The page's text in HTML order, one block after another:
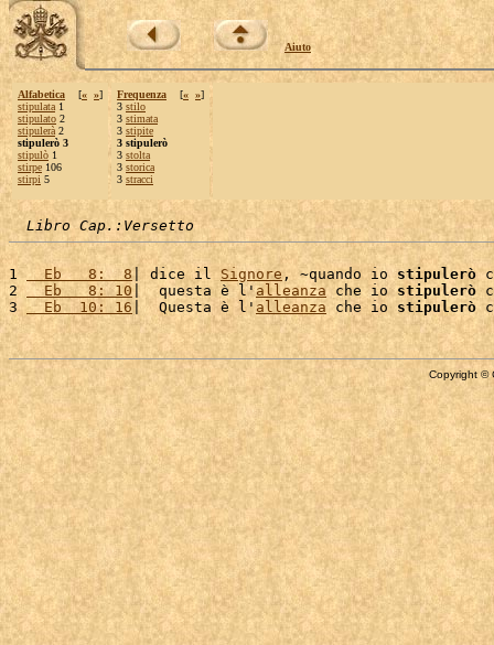
Aiuto
Alfabetica [« »]
stipulata 1
stipulato 2
stipulerà 2
stipulerò 3
stipulò 1
stirpe 106
stirpi 5
Frequenza [« »]
3 stilo
3 stimata
3 stipite
3 stipulerò
3 stolta
3 storica
3 stracci
Libro Cap.:Versetto
1
  Eb   8:  8
| dice il Signore , ~quando io stipulerò
2
  Eb   8: 10
|  questa è l' alleanza che io stipulerò
3
  Eb  10: 16
|  Questa è l' alleanza che io stipulerò
Copyright ©